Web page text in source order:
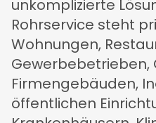
unkomplizierte
Rohrservice steht
Wohnungen,
Firmengebäuden,
öffentlichen